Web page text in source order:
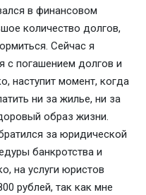
в финансовом
количество долгов,
Сейчас я
с погашением долгов и
наступит момент, когда
ни за жилье, ни за
образ жизни.
за юридической
банкротства и
на услуги юристов
рублей, так как мне